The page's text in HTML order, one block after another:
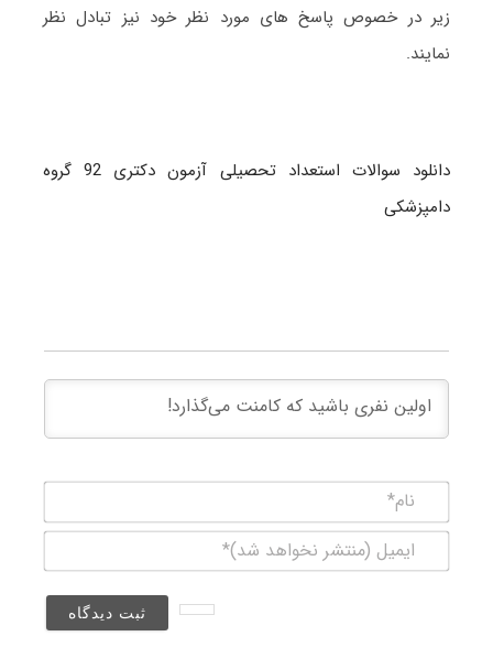
زیر در خصوص پاسخ های مورد نظر خود نیز تبادل نظر
نمایند.
دانلود سوالات استعداد تحصیلی آزمون دکتری 92 گروه
دامپزشکی
(منتشر